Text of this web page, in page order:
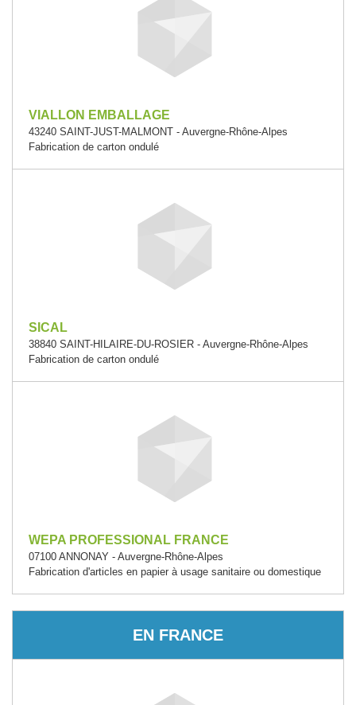
VIALLON EMBALLAGE
43240 SAINT-JUST-MALMONT - Auvergne-Rhône-Alpes
Fabrication de carton ondulé
SICAL
38840 SAINT-HILAIRE-DU-ROSIER - Auvergne-Rhône-Alpes
Fabrication de carton ondulé
WEPA PROFESSIONAL FRANCE
07100 ANNONAY - Auvergne-Rhône-Alpes
Fabrication d'articles en papier à usage sanitaire ou domestique
EN FRANCE